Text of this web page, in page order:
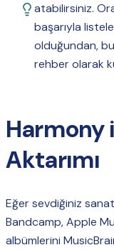
atabilirsiniz.
başarıyla
olduğundan,
rehber olarak
Harmony
Aktarımı
Eğer sevdiğiniz
Bandcamp, Apple
albümlerini